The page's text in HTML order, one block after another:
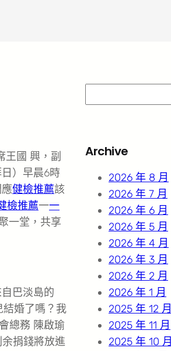
王國 興，副
）早晨6時
健檢推薦該
檢推薦一一
一堂，共享
巴淡島的
結婚了嗎？我
總務 陳啟瑜
捐錢將放進
e
c
Archive
2026 年 8 月
2026 年 7 月
2026 年 6 月
2026 年 5 月
2026 年 4 月
2026 年 3 月
2026 年 2 月
2026 年 1 月
2025 年 12 月
2025 年 11 月
2025 年 10 月